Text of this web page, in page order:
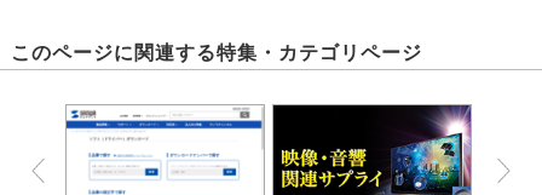
このページに関連する特集・カテゴリページ